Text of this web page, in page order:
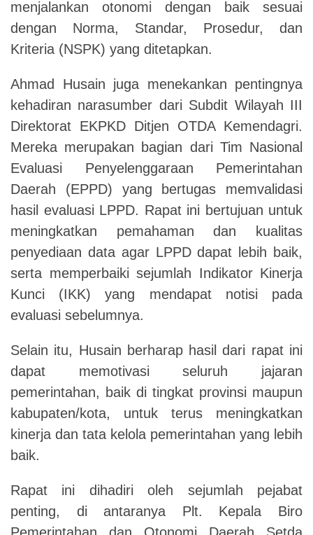
menjalankan otonomi dengan baik sesuai
dengan Norma, Standar, Prosedur, dan
Kriteria (NSPK) yang ditetapkan.
Ahmad Husain juga menekankan pentingnya
kehadiran narasumber dari Subdit Wilayah III
Direktorat EKPKD Ditjen OTDA Kemendagri.
Mereka merupakan bagian dari Tim Nasional
Evaluasi Penyelenggaraan Pemerintahan
Daerah (EPPD) yang bertugas memvalidasi
hasil evaluasi LPPD. Rapat ini bertujuan untuk
meningkatkan pemahaman dan kualitas
penyediaan data agar LPPD dapat lebih baik,
serta memperbaiki sejumlah Indikator Kinerja
Kunci (IKK) yang mendapat notisi pada
evaluasi sebelumnya.
Selain itu, Husain berharap hasil dari rapat ini
dapat memotivasi seluruh jajaran
pemerintahan, baik di tingkat provinsi maupun
kabupaten/kota, untuk terus meningkatkan
kinerja dan tata kelola pemerintahan yang lebih
baik.
Rapat ini dihadiri oleh sejumlah pejabat
penting, di antaranya Plt. Kepala Biro